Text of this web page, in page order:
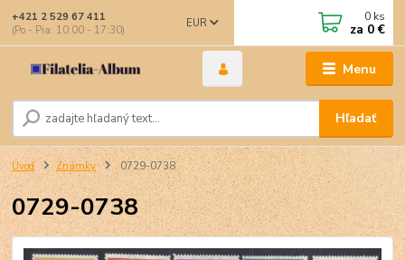
Menu
EUR
Hľadať
+421 2 529 67 411
(Po - Pia: 10:00 - 17:30)
0 ks
za 0 €
Úvod Známky 0729-0738
0729-0738